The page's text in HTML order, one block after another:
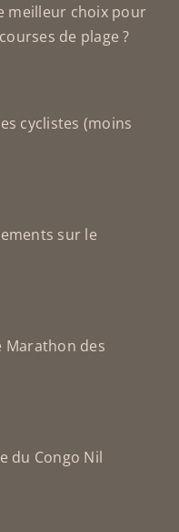
meilleur choix pour
de plage ?
cyclistes (moins
sur le
Marathon des
du Congo Nil